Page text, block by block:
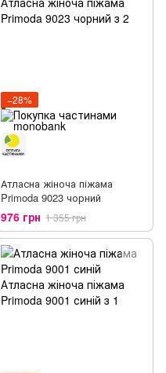
−28%
Атласна жіноча піжама
Primoda 9023 чорний
976 грн 1 355 грн